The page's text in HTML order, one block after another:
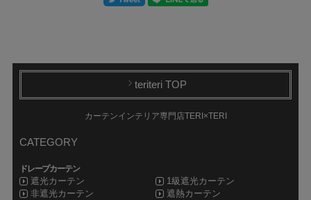
・生地幅はカットできません
・生地のため、ご注文ぴったりの長さにカットできません(長めにカットしま
す)
約139cm
リピート 縦:約68cm 横:約69.5cm
teriteri TOP
カーテンインテリア専門店TERI×TERI
CATEGORY
ドレープカーテン
遮光カーテン
1級遮光カーテン
非遮光カーテン
遮熱カーテン